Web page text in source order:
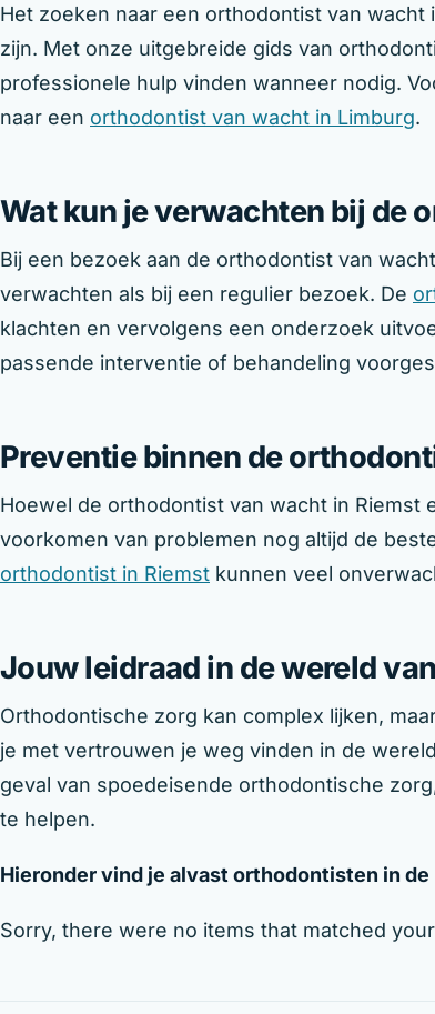
Het zoeken naar een orthodontist van
zijn. Met onze uitgebreide gids van
professionele hulp vinden wanneer nodig.
naar een orthodontist van wacht in Limburg.
Wat kun je verwachten bij de
Bij een bezoek aan de orthodontist van
verwachten als bij een regulier bezoek. De
klachten en vervolgens een onderzoek
passende interventie of behandeling
Preventie binnen de
Hoewel de orthodontist van wacht in
voorkomen van problemen nog altijd de
orthodontist in Riemst kunnen veel
Jouw leidraad in de wereld
Orthodontische zorg kan complex lijken,
je met vertrouwen je weg vinden in de
geval van spoedeisende orthodontische
te helpen.
Hieronder vind je alvast orthodontisten in de
Sorry, there were no items that matched